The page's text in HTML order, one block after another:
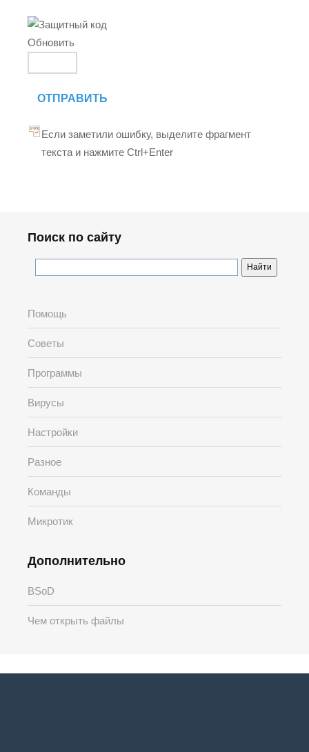
Обновить
ОТПРАВИТЬ
Если заметили ошибку, выделите фрагмент
текста и нажмите Ctrl+Enter
Поиск по сайту
Помощь
Советы
Программы
Вирусы
Настройки
Разное
Команды
Микротик
Дополнительно
BSoD
Чем открыть файлы